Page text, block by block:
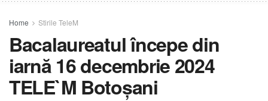
Home Stirile TeleM
Bacalaureatul începe din
iarnă 16 decembrie 2024
TELE`M Botoșani